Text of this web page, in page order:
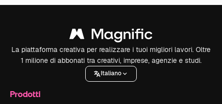
La piattaforma creativa per realizzare i tuoi migliori lavori. Oltre
1 milione di abbonati tra creativi, imprese, agenzie e studi.
Italiano
Prodotti